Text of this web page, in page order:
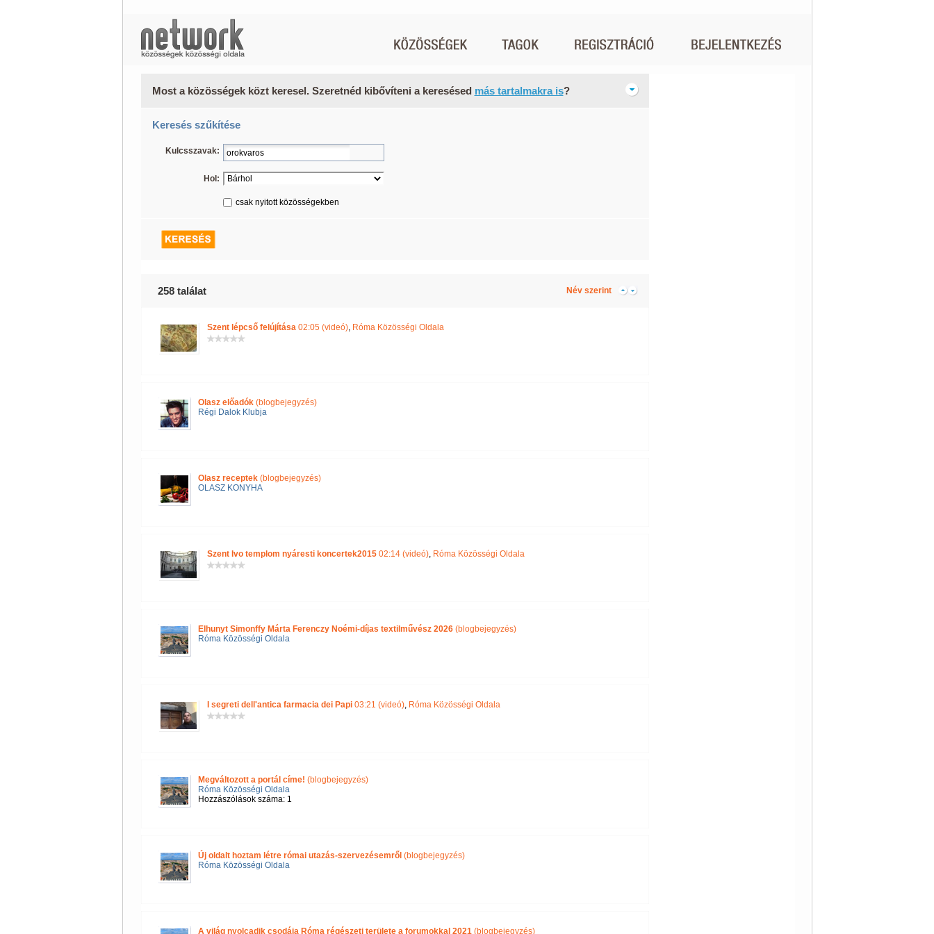
Most a közösségek közt keresel. Szeretnéd kibővíteni a keresésed más tartalmakra is?
Keresés szűkítése
Kulcsszavak:
Hol:
csak nyitott közösségekben
258 találat Név szerint
Szent lépcső felújítása02:05 (videó), Róma Közösségi Oldala
Olasz előadók(blogbejegyzés)
Régi Dalok Klubja
Olasz receptek(blogbejegyzés)
OLASZ KONYHA
Szent Ivo templom nyáresti koncertek201502:14 (videó), Róma Közösségi Oldala
Elhunyt Simonffy Márta Ferenczy Noémi-díjas textilművész 2026(blogbejegyzés)
Róma Közösségi Oldala
I segreti dell'antica farmacia dei Papi03:21 (videó), Róma Közösségi Oldala
Megváltozott a portál címe! (blogbejegyzés)
Róma Közösségi Oldala
Hozzászólások száma: 1
Új oldalt hoztam létre római utazás-szervezésemről (blogbejegyzés)
Róma Közösségi Oldala
A világ nyolcadik csodája Róma régészeti területe a forumokkal 2021(blogbejegyzés)